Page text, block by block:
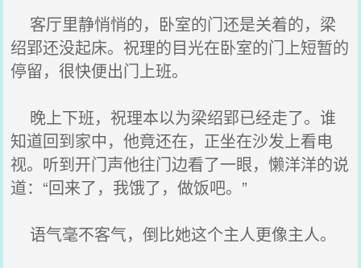
客厅里静悄悄的，卧室的门还是关着的，梁
绍郢还没起床。祝理的目光在卧室的门上短暂的
停留，很快便出门上班。
晚上下班，祝理本以为梁绍郢已经走了。谁
知道回到家中，他竟还在，正坐在沙发上看电
视。听到开门声他往门边看了一眼，懒洋洋的说
道：“回来了，我饿了，做饭吧。”
语气毫不客气，倒比她这个主人更像主人。